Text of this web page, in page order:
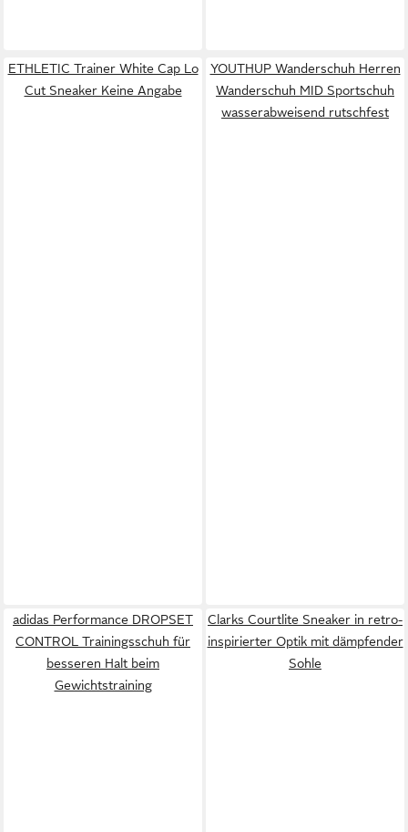
ETHLETIC Trainer White Cap Lo
Cut Sneaker Keine Angabe
YOUTHUP Wanderschuh Herren
Wanderschuh MID Sportschuh
wasserabweisend rutschfest
adidas Performance DROPSET
CONTROL Trainingsschuh für
besseren Halt beim
Gewichtstraining
Clarks Courtlite Sneaker in retro-
inspirierter Optik mit dämpfender
Sohle